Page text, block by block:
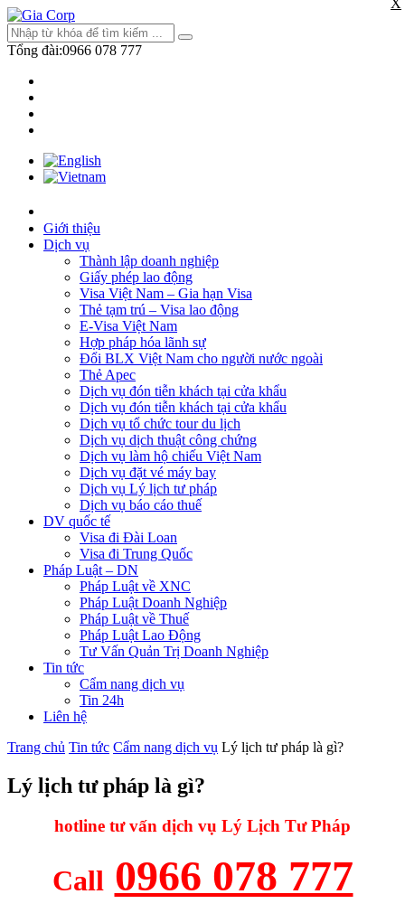
Tổng đài:0966 078 777
Giới thiệu
Dịch vụ
Thành lập doanh nghiệp
Giấy phép lao động
Visa Việt Nam – Gia hạn Visa
Thẻ tạm trú – Visa lao động
E-Visa Việt Nam
Hợp pháp hóa lãnh sự
Đổi BLX Việt Nam cho người nước ngoài
Thẻ Apec
Dịch vụ đón tiễn khách tại cửa khẩu
Dịch vụ đón tiễn khách tại cửa khẩu
Dịch vụ tổ chức tour du lịch
Dịch vụ dịch thuật công chứng
Dịch vụ làm hộ chiếu Việt Nam
Dịch vụ đặt vé máy bay
Dịch vụ Lý lịch tư pháp
Dịch vụ báo cáo thuế
DV quốc tế
Visa đi Đài Loan
Visa đi Trung Quốc
Pháp Luật – DN
Pháp Luật về XNC
Pháp Luật Doanh Nghiệp
Pháp Luật về Thuế
Pháp Luật Lao Động
Tư Vấn Quản Trị Doanh Nghiệp
Tin tức
Cẩm nang dịch vụ
Tin 24h
Liên hệ
Trang chủ Tin tức Cẩm nang dịch vụ Lý lịch tư pháp là gì?
Lý lịch tư pháp là gì?
hotline tư vấn dịch vụ Lý Lịch Tư Pháp
Call 0966 078 777
X